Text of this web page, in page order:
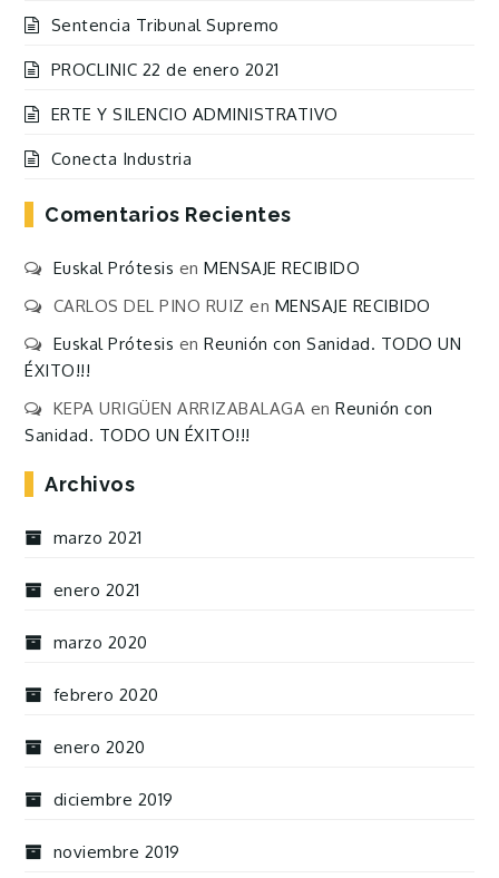
Sentencia Tribunal Supremo
PROCLINIC 22 de enero 2021
ERTE Y SILENCIO ADMINISTRATIVO
Conecta Industria
Comentarios Recientes
Euskal Prótesis enMENSAJE RECIBIDO
CARLOS DEL PINO RUIZ en MENSAJE RECIBIDO
Euskal Prótesis enReunión con Sanidad. TODO UN
ÉXITO!!!
KEPA URIGÜEN ARRIZABALAGA enReunión con
Sanidad. TODO UN ÉXITO!!!
Archivos
marzo 2021
enero 2021
marzo 2020
febrero 2020
enero 2020
diciembre 2019
noviembre 2019